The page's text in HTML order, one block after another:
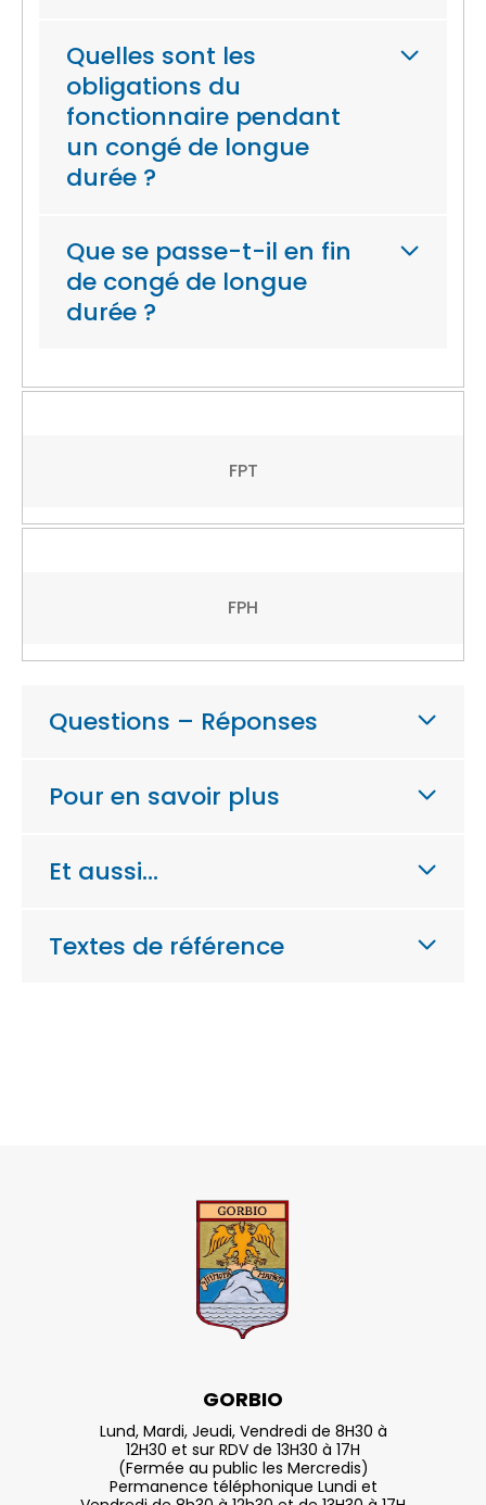
Quelles sont les
obligations du
fonctionnaire pendant
un congé de longue
durée ?
Que se passe-t-il en fin
de congé de longue
durée ?
FPT
FPH
Questions – Réponses
Pour en savoir plus
Et aussi…
Textes de référence
GORBIO
Lund, Mardi, Jeudi, Vendredi de 8H30 à
12H30 et sur RDV de 13H30 à 17H
(Fermée au public les Mercredis)
Permanence téléphonique Lundi et